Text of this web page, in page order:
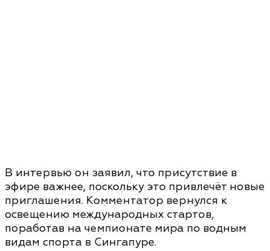
В интервью он заявил, что присутствие в
эфире важнее, поскольку это привлечёт новые
приглашения. Комментатор вернулся к
освещению международных стартов,
поработав на чемпионате мира по водным
видам спорта в Сингапуре.